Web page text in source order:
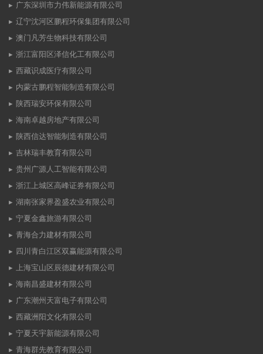
广东深圳市力伟新能源有限公司
辽宁沈河区鹏程环保集团有限公司
澳门凡芳生物科技有限公司
浙江富阳区泽信化工有限公司
西藏识成医疗有限公司
内蒙古鹏程智能制造有限公司
陕西瑞安环保有限公司
海南卓越房地产有限公司
陕西信达智能制造有限公司
吉林瑞丰教育有限公司
贵州广源人工智能有限公司
浙江上城区高峰证券有限公司
湖南张家界盈盛农业有限公司
宁夏金鑫旅游有限公司
青海合力建材有限公司
四川青白江区双赢能源有限公司
上海宝山区辰德建材有限公司
海南昌盛建材有限公司
广东潮州天富电子有限公司
西藏洲阳文化有限公司
宁夏天宇新能源有限公司
青海群先教育有限公司